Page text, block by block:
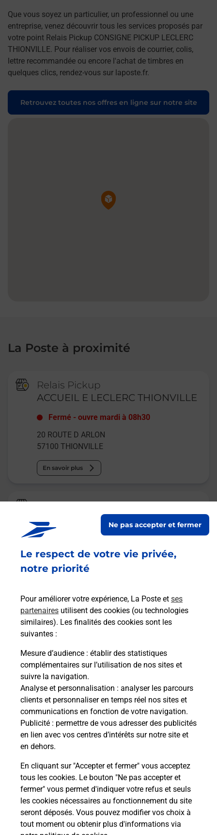
Le respect de votre vie privée,
notre priorité
Pour améliorer votre expérience, La Poste et ses
partenaires utilisent des cookies (ou technologies
similaires). Les finalités des cookies sont les
suivantes :
Mesure d’audience : établir des statistiques
complémentaires sur l’utilisation de nos sites et
suivre la navigation.
Analyse et personnalisation : analyser les parcours
clients et personnaliser en temps réel nos sites et
communications en fonction de votre navigation.
Publicité : permettre de vous adresser des publicités
en lien avec vos centres d’intérêts sur notre site et
en dehors.
En cliquant sur "Accepter et fermer" vous acceptez
tous les cookies. Le bouton "Ne pas accepter et
fermer" vous permet d'indiquer votre refus et seuls
les cookies nécessaires au fonctionnement du site
seront déposés. Vous pouvez modifier vos choix à
tout moment ou obtenir plus d'informations via
Ne pas accepter et fermer
Que vous soyez un particulier, un professionnel ou une
entreprise, venez découvrir tous les services proposés par
votre point Relais Pickup CONSIGNE PICKUP LECLERC
THIONVILLE. Pour réaliser vos envois de courrier, colis,
lettre recommandée ou encore l'achat de timbres en
quelques clics, rendez-vous sur laposte.fr.
Retrouvez toutes nos offres en ligne sur notre site
Pin de la carte
La Poste à proximité
Relais Pickup
ACCUEIL E LECLERC THIONVILLE
Fermé -ouvre mardi à 08h30
20 ROUTE D ARLON
57100 THIONVILLE
En savoir plus
Relais Pickup
ouvre mardi à 08h00
30 BOUCLE DU FERRONNIER
57100 THIONVILLE
Malin !
La Poste
en ligne
Ouvert 24h/24
En savoir plus
THIONVILLE
CONSIGNE PICKUP LECLERC THIONVILLE